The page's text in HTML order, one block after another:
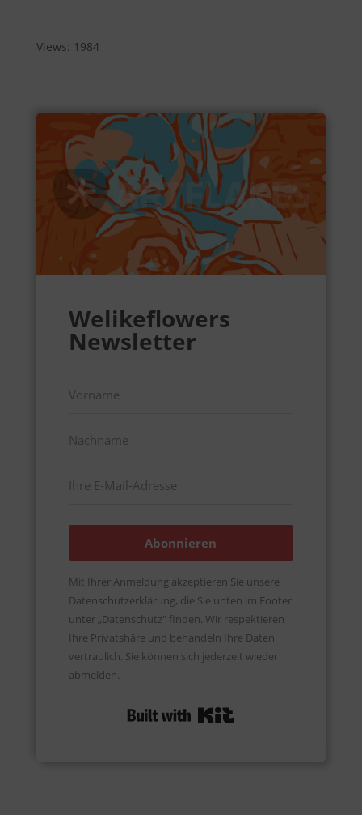
Views: 1984
Welikeflowers
Newsletter
Abonnieren
Mit Ihrer Anmeldung akzeptieren Sie unsere
Datenschutzerklärung, die Sie unten im Footer
unter „Datenschutz" finden. Wir respektieren
Ihre Privatshäre und behandeln Ihre Daten
vertraulich. Sie können sich jederzeit wieder
abmelden.